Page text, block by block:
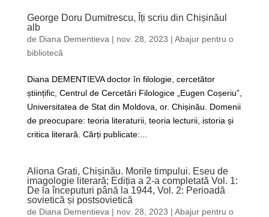
George Doru Dumitrescu, Îți scriu din Chișinăul
alb
de Diana Dementieva | nov. 28, 2023 | Abajur pentru o
bibliotecă
Diana DEMENTIEVA doctor în filologie, cercetător
științific, Centrul de Cercetări Filologice „Eugen Coșeriu”,
Universitatea de Stat din Moldova, or. Chișinău. Domenii
de preocupare: teoria literaturii, teoria lecturii, istoria și
critica literară. Cărți publicate:...
Aliona Grati, Chișinău. Morile timpului. Eseu de
imagologie literară; Ediția a 2-a completată Vol. 1:
De la începuturi până la 1944, Vol. 2: Perioadă
sovietică și postsovietică
de Diana Dementieva | nov. 28, 2023 | Abajur pentru o